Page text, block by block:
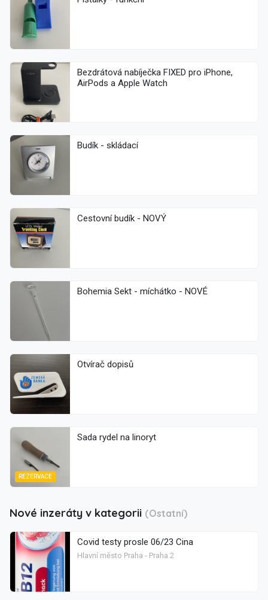
Bezdrátová nabíječka FIXED pro iPhone,
AirPods a Apple Watch
Budík - skládací
Cestovní budík - NOVÝ
Bohemia Sekt - míchátko - NOVÉ
Otvírač dopisů
REZERVACE
Sada rydel na linoryt
Nové inzeráty v kategorii (Ostatní)
Covid testy prosle 06/23 Cina
Hlavní město Praha - Praha 2